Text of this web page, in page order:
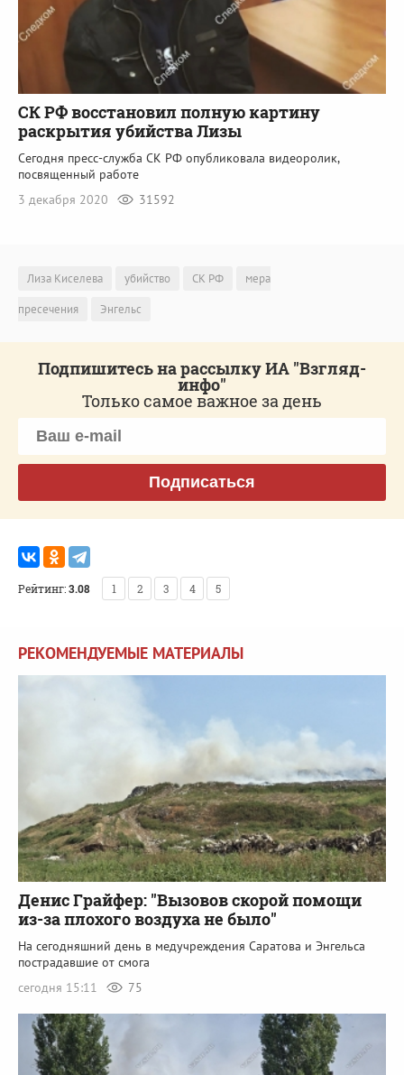
СК РФ восстановил полную картину
раскрытия убийства Лизы
Сегодня пресс-служба СК РФ опубликовала видеоролик,
посвященный работе
3 декабря 2020
31592
Лиза Киселева убийство СК РФ
мера
пресечения
Энгельс
Подпишитесь на рассылку ИА "Взгляд-
инфо"
Только самое важное за день
Подписаться
Рейтинг:3.08 1 2 3 4 5
РЕКОМЕНДУЕМЫЕ МАТЕРИАЛЫ
Денис Грайфер: "Вызовов скорой помощи
из-за плохого воздуха не было"
На сегодняшний день в медучреждения Саратова и Энгельса
пострадавшие от смога
сегодня 15:11
75